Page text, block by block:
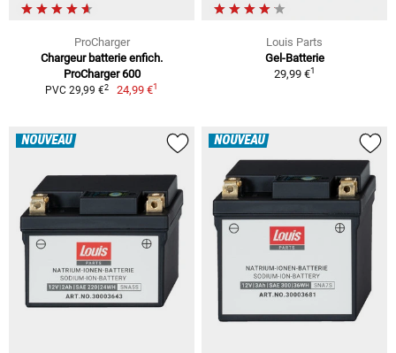
ProCharger
Chargeur batterie enfich.
ProCharger 600
PVC 29,99 €2 24,99 €1
Louis Parts
Gel-Batterie
29,99 €1
NOUVEAU NOUVEAU